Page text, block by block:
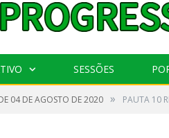
SESSÕES
04 DE AGOSTO DE 2020 » PAUTA 10